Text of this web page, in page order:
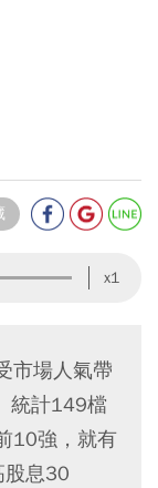
x1
市場人氣帶
統計149檔
10強，就有
股息30